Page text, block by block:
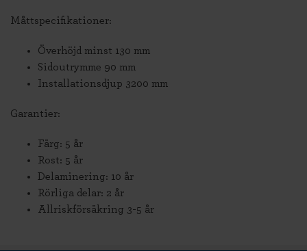
Måttspecifikationer:
Överhöjd minst 130 mm
Sidoutrymme 90 mm
Installationsdjup 3200 mm
Garantier:
Färg: 5 år
Rost: 5 år
Delaminering: 10 år
Rörliga delar: 2 år
Allriskförsäkring 3-5 år